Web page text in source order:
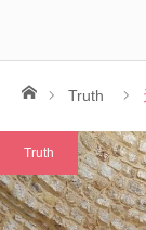
ホームTruth
Truth